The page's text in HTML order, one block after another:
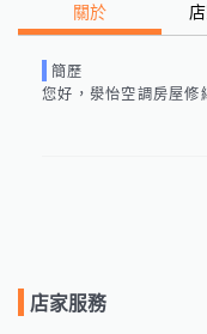
關於
簡歷
您好， 澩怡空調房屋修
店家服務